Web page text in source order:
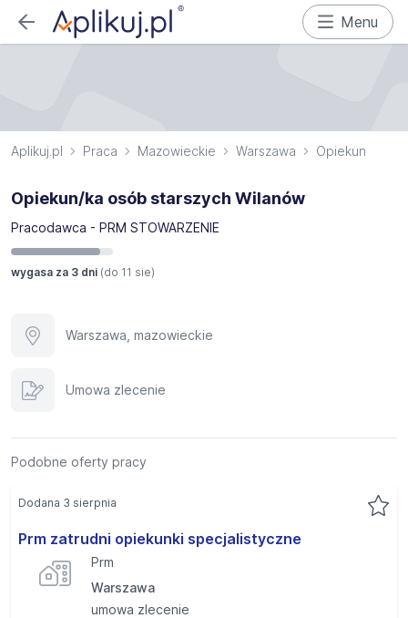
Menu
Aplikuj.pl Praca Mazowieckie Warszawa Opiekun
Opiekun/ka osób starszych Wilanów
Pracodawca - PRM STOWARZENIE
wygasa za 3 dni (do 11 sie)
Warszawa, mazowieckie
Umowa zlecenie
Podobne oferty pracy
Prm zatrudni opiekunki specjalistyczne
Prm
Warszawa
umowa zlecenie
Dodana 3 sierpnia